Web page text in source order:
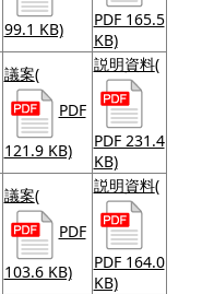
99.1 KB)
PDF 165.5
KB)
議案(
PDF
121.9 KB)
説明資料(
PDF 231.4
KB)
議案(
PDF
103.6 KB)
説明資料(
PDF 164.0
KB)